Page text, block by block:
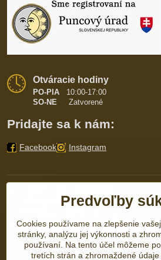
Otváracie hodiny
PO-PIA
10:00-17:00
SO-NE Zatvorené
Pridajte sa k nám:
Facebook Instagram
Predvoľby
Cookies používame na zlepšenie
stránky, analýzu jej výkonnosti a
používaní. Na tento účel môžeme
tretích strán a zhromaždené